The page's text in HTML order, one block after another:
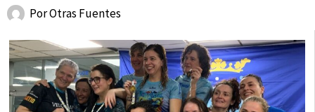
PorOtras Fuentes